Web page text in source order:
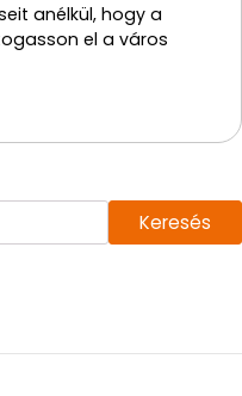
anélkül, hogy a
el a város
Keresés